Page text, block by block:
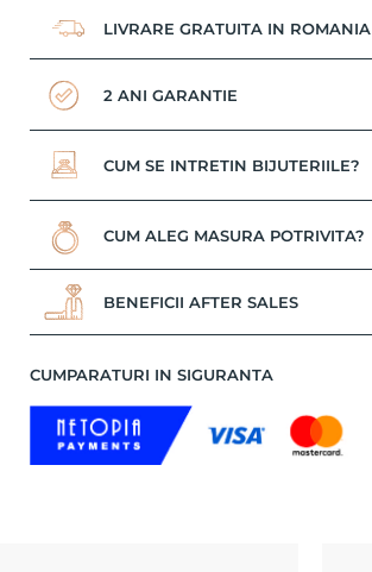
LIVRARE GRATUITA IN ROMANIA
2 ANI GARANTIE
CUM SE INTRETIN BIJUTERIILE?
CUM ALEG MASURA POTRIVITA?
BENEFICII AFTER SALES
CUMPARATURI IN SIGURANTA